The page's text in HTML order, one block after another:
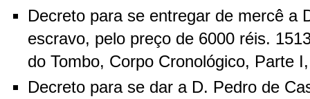
Decreto para se entregar de mercê a
escravo, pelo preço de 6000 réis.
do Tombo, Corpo Cronológico, Parte
Decreto para se dar a D. Pedro de